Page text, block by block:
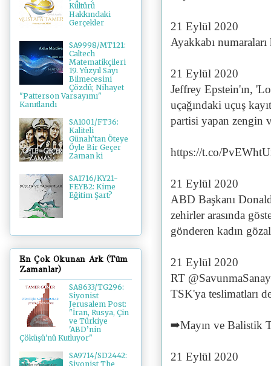
21 Eylül 2020
Ayakkabı
21 Eylül 2020
Jeffrey Epstein'ın,
uçağındaki uçuş
partisi yapan zengin
https://t.co/
21 Eylül 2020
ABD Başkanı
zehirler arasında
gönderen kadın
21 Eylül 2020
RT
TSK'ya teslimatları
➡️Mayın ve Balistik
21 Eylül 2020
Kültürü
Hakkındaki
Gerçekler
SA9998/MT121:
Caltech
Matematikçileri
19. Yüzyıl Sayı
Bilmecesini
Çözdü; Nihayet
"Patterson Varsayımı"
Kanıtlandı
SA1001/FT36:
Kaliteli
Günah’tan Öteye
Öyle Bir Geçer
Zaman ki
SA1716/KY21-
FEYB2: Kime
Eğitim Şart?
En Çok Okunan Ark (Tüm
Zamanlar)
SA8633/TG296:
Siyonist
Jerusalem Post:
"İran, Rusya, Çin
ve Türkiye
'ABD’nin
Çöküşü'nü Kutluyor"
SA9714/SD2442:
Siyonist The